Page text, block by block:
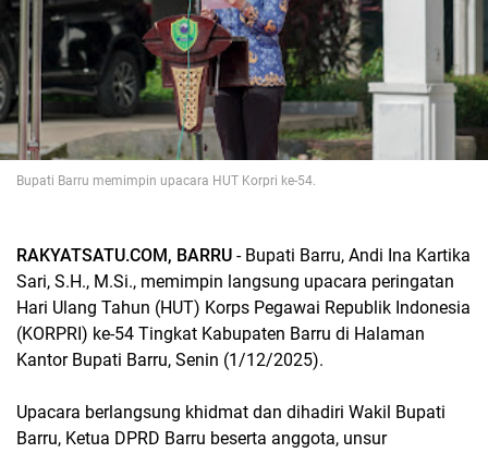
Bupati Barru memimpin upacara HUT Korpri ke-54.
RAKYATSATU.COM, BARRU - Bupati Barru, Andi Ina Kartika
Sari, S.H., M.Si., memimpin langsung upacara peringatan
Hari Ulang Tahun (HUT) Korps Pegawai Republik Indonesia
(KORPRI) ke-54 Tingkat Kabupaten Barru di Halaman
Kantor Bupati Barru, Senin (1/12/2025).
Upacara berlangsung khidmat dan dihadiri Wakil Bupati
Barru, Ketua DPRD Barru beserta anggota, unsur